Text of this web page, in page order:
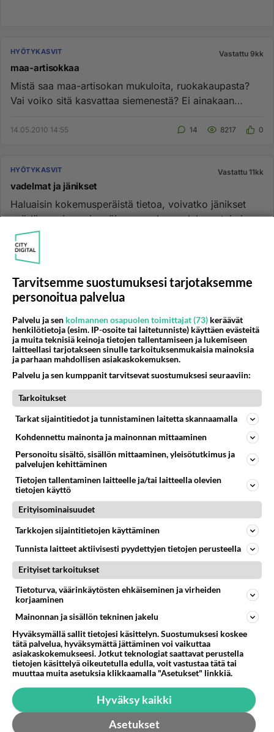
HYÖTYKASVIT Vastattu 9kk
maa-artisokkaa
Mistä saa maa-artisokan mukuloita, ruokakaupasta?
Vai voiko sitä kasvattaa siemenestä? Ei ainakaan
14.05.2010 14:55 14 8217 0
HYÖTYKASVIT Vastattu 11kk
vadelmat ja jänikset
Haluaisin kokemusperäistä tietoa, voivatko jänikset
syödä nuoria ensimmäisen vuoden vadelman taimia.
Minulla on pienessä...
01.06.2004 20:31
HYÖTYKASVIT
"Piikkiset kurkut"
Heips kaikki! Tietäisikö joku kertoa mistä johtuu että
avomaan kurkuistani tuli "piikkisiä" siis kuorita kasvaa
"piikkej...
30.08.2004 08:55
PUUTARHA Vastattu 11kk
Avomaankurkku ei tee kurkkuja....
Mikä on kasvihuoneessani vikana kun avomaankurkut
jaksaa kasvaa n. 2cm ja sitten kellastuu ja tippuu pois.
Itse kasvi ky...
26.07.2004 19:11 6 5879
Vastattu 1v
Onko joku muu myös ihmetellyt ja maistellut tänä
vuonna mansikoita jotka eivät ole kunnolla mansikan
makuisia. Eli happa...
05.07.2005 21:34
Tarvitsemme suostumuksesi tarjotaksemme
personoitua palvelua
Palvelu ja sen kolmannen osapuolen toimittajat (73) keräävät
henkilötietoja (esim. IP-osoite tai laitetunniste) käyttäen evästeitä
ja muita teknisiä keinoja tietojen tallentamiseen ja lukemiseen
laitteellasi tarjotakseen sinulle tarkoituksenmukaisia mainoksia
ja parhaan mahdollisen asiakaskokemuksen.
Palvelu ja sen kumppanit tarvitsevat suostumuksesi seuraaviin:
Tarkoitukset
Tarkat sijaintitiedot ja tunnistaminen laitetta skannaamalla
Kohdennettu mainonta ja mainonnan mittaaminen
Personoitu sisältö, sisällön mittaaminen, yleisötutkimus ja
palvelujen kehittäminen
Tietojen tallentaminen laitteelle ja/tai laitteella olevien
tietojen käyttö
Erityisominaisuudet
Tarkkojen sijaintitietojen käyttäminen
Tunnista laitteet aktiivisesti pyydettyjen tietojen perusteella
Erityiset tarkoitukset
Tietoturva, väärinkäytösten ehkäiseminen ja virheiden
korjaaminen
Mainonnan ja sisällön tekninen jakelu
Hyväksymällä sallit tietojesi käsittelyn. Suostumuksesi koskee
tätä palvelua, hyväksymättä jättäminen voi vaikuttaa
asiakaskokemukseesi. Jotkut teknologiat saattavat perustella
tietojen käsittelyä oikeutetulla edulla, voit vastustaa tätä tai
muuttaa muita asetuksia klikkaamalla "Asetukset" linkkiä.
Hyväksy kaikki
Asetukset